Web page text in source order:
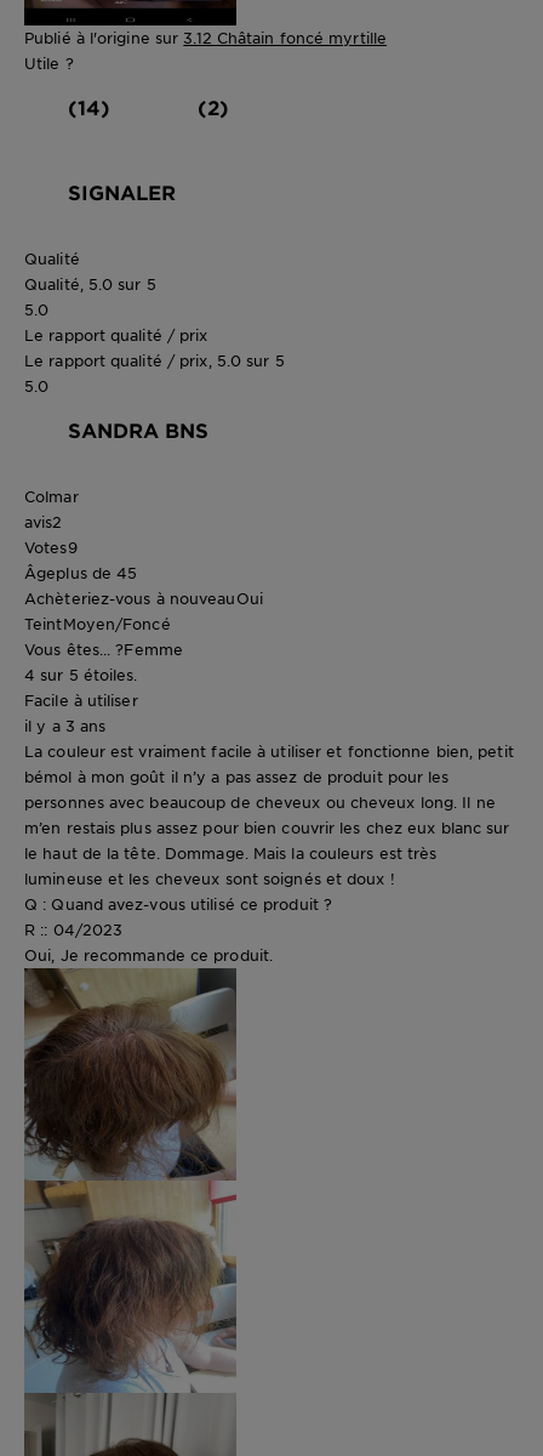
Publié à l'origine sur 3.12 Châtain foncé myrtille
Utile ?
(14) (2)
SIGNALER
Qualité
Qualité, 5.0 sur 5
5.0
Le rapport qualité / prix
Le rapport qualité / prix, 5.0 sur 5
5.0
SANDRA BNS
Colmar
avis2
Votes9
Âgeplus de 45
Achèteriez-vous à nouveauOui
TeintMoyen/Foncé
Vous êtes... ?Femme
4 sur 5 étoiles.
Facile à utiliser
il y a 3 ans
La couleur est vraiment facile à utiliser et fonctionne bien, petit
bémol à mon goût il n’y a pas assez de produit pour les
personnes avec beaucoup de cheveux ou cheveux long. Il ne
m’en restais plus assez pour bien couvrir les chez eux blanc sur
le haut de la tête. Dommage. Mais la couleurs est très
lumineuse et les cheveux sont soignés et doux !
Q : Quand avez-vous utilisé ce produit ?
R :: 04/2023
Oui, Je recommande ce produit.